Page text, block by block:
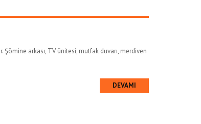
arkası, TV ünitesi, mutfak duvarı, merdiven
DEVAMI